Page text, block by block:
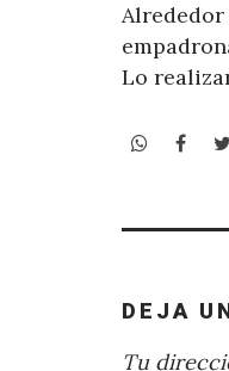
Lo
WhatsApp
DEJA
Tu